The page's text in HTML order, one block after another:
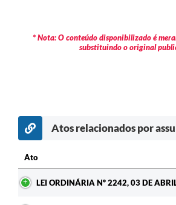
Serviços Online
Contato
* Nota: O conteúdo disponibilizado é
substituindo o original
Atos relacionados por
Ato
LEI ORDINÁRIA Nº 2242, 03 DE